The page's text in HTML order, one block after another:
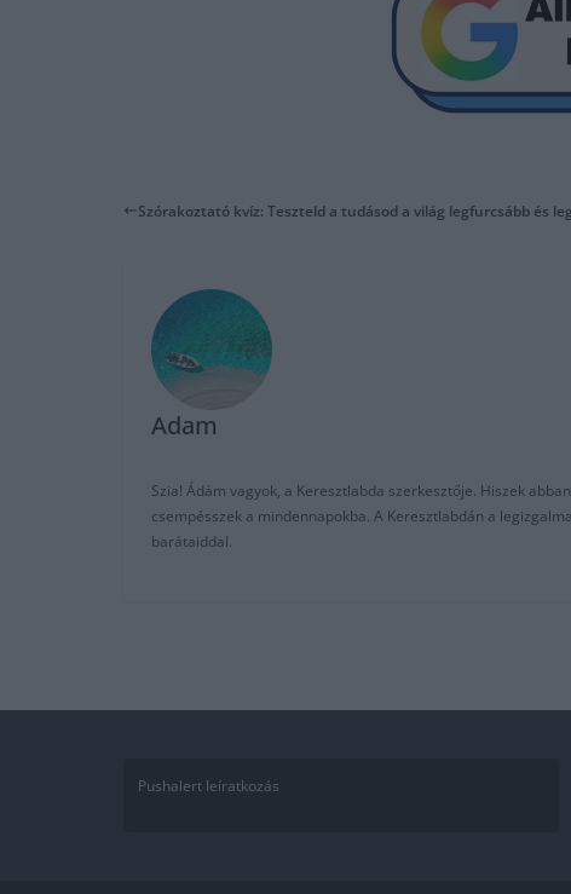
Szórakoztató kvíz: Teszteld a tudásod a világ legfurcsább és
Adam
Szia! Ádám vagyok, a Keresztlabda szerkesztője. Hiszek
csempésszek a mindennapokba. A Keresztlabdán a
barátaiddal.
Pushalert leíratkozás